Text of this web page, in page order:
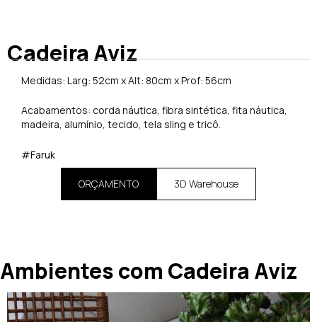
Cadeira Aviz
Medidas: Larg: 52cm x Alt: 80cm x Prof: 56cm
Acabamentos: corda náutica, fibra sintética, fita náutica,
madeira, alumínio, tecido, tela sling e tricô.
#Faruk
ORÇAMENTO 3D Warehouse
Ambientes com Cadeira Aviz